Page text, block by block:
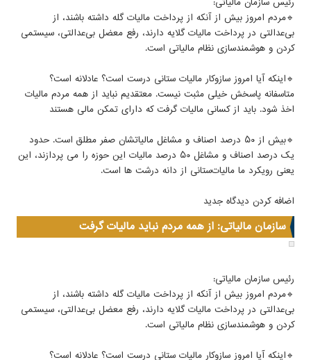
🔹مردم‌ امروز بیش از آنکه از پرداخت مالیات گله داشته باشند، از
بی‌عدالتی در پرداخت مالیات گلایه دارند، رفع معضل بی‌عدالتی، سیستمی
کردن و هوشمندسازی نظام مالیاتی است.
🔹اینکه آیا امروز سازوکار مالیات ستانی درست است؟ عادلانه است؟
متاسفانه پاسخش خیلی مثبت نیست. معتقدیم نباید از همه مردم مالیات
اخذ شود. باید از کسانی مالیات گرفت که دارای تمکن مالی هستند
🔹بیش از ۵۰ درصد اصناف و مشاغل مالیاتشان صفر مطلق است. حدود
یک درصد اصناف و مشاغل ۵۰ درصد مالیات این حوزه را می پردازند، این
یعنی رویکرد ما مالیات‌ستانی از دانه درشت ها است.
اضافه کردن دیدگاه جدید
سازمان مالیاتی: از همه مردم نباید مالیات گرفت
رئیس سازمان مالیاتی:
🔹مردم‌ امروز بیش از آنکه از پرداخت مالیات گله داشته باشند، از
بی‌عدالتی در پرداخت مالیات گلایه دارند، رفع معضل بی‌عدالتی، سیستمی
کردن و هوشمندسازی نظام مالیاتی است.
🔹اینکه آیا امروز سازوکار مالیات ستانی درست است؟ عادلانه است؟